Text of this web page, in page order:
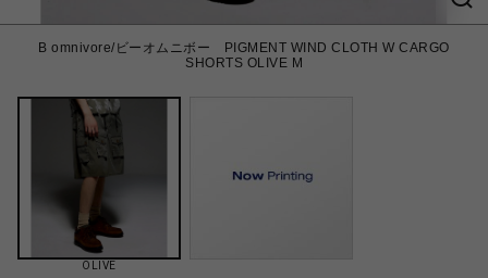
B omnivore/ビーオムニボー PIGMENT WIND CLOTH W CARGO
SHORTS OLIVE M
OLIVE